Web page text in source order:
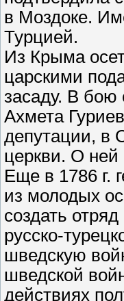
в Моздоке.
Турцией.
Из Крыма
царскими
засаду. В бою
Ахмета
депутации, в
церкви. О ней
Еще в 1786 г.
из молодых
создать
русско-
шведскую
шведской
действиях